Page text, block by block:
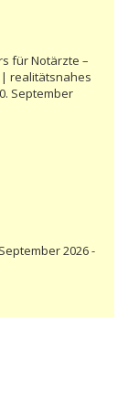
für Notärzte –
| realitätsnahes
September
2026 -